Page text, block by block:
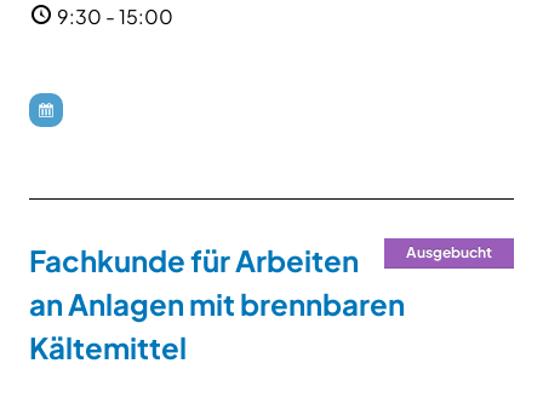
9:30 - 15:00
Ausgebucht
Fachkunde für Arbeiten
an Anlagen mit brennbaren
Kältemittel